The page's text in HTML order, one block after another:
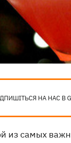
НА НАС В
из самых